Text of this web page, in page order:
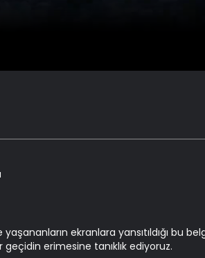
ekranlara yansıtıldığı bu
geçidin erimesine tanıklık ediyoruz.